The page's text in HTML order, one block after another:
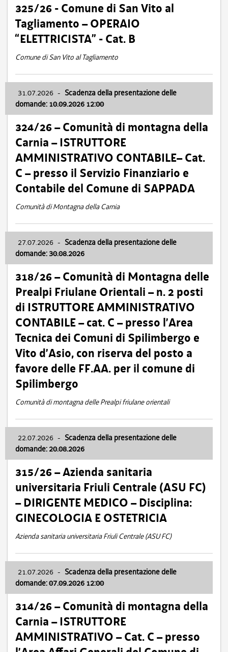
325/26 - Comune di San Vito al
Tagliamento – OPERAIO
“ELETTRICISTA” - Cat. B
Comune di San Vito al Tagliamento
31.07.2026 - Scadenza della presentazione delle
domande: 10.09.2026 12:00
324/26 – Comunità di montagna della
Carnia – ISTRUTTORE
AMMINISTRATIVO CONTABILE– Cat.
C – presso il Servizio Finanziario e
Contabile del Comune di SAPPADA
Comunità di Montagna della Carnia
27.07.2026 - Scadenza della presentazione delle
domande: 30.08.2026
318/26 – Comunità di Montagna delle
Prealpi Friulane Orientali – n. 2 posti
di ISTRUTTORE AMMINISTRATIVO
CONTABILE – cat. C – presso l’Area
Tecnica dei Comuni di Spilimbergo e
Vito d’Asio, con riserva del posto a
favore delle FF.AA. per il comune di
Spilimbergo
Comunità di montagna delle Prealpi friulane orientali
22.07.2026 - Scadenza della presentazione delle
domande: 20.08.2026
315/26 – Azienda sanitaria
universitaria Friuli Centrale (ASU FC)
– DIRIGENTE MEDICO – Disciplina:
GINECOLOGIA E OSTETRICIA
Azienda sanitaria universitaria Friuli Centrale (ASU FC)
21.07.2026 - Scadenza della presentazione delle
domande: 07.09.2026 12:00
314/26 – Comunità di montagna della
Carnia – ISTRUTTORE
AMMINISTRATIVO – Cat. C – presso